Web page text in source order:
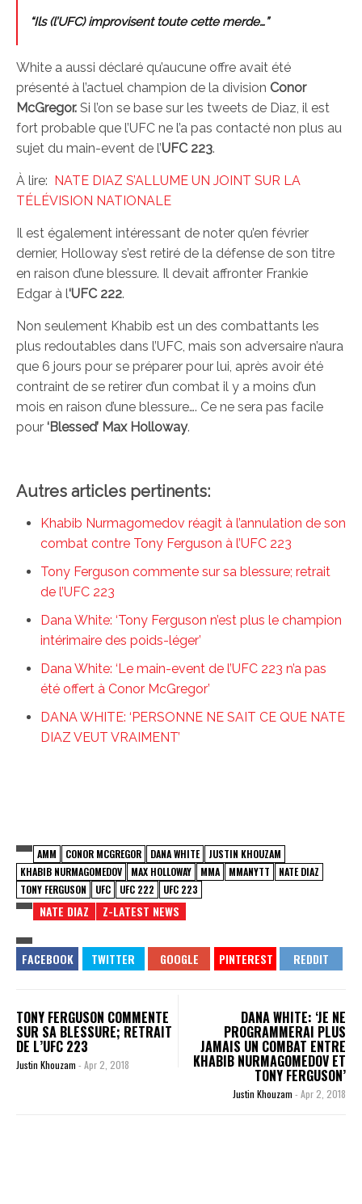
“Ils (l’UFC) improvisent toute cette merde…”
White a aussi déclaré qu’aucune offre avait été
présenté à l’actuel champion de la division Conor
McGregor. Si l’on se base sur les tweets de Diaz, il est
fort probable que l’UFC ne l’a pas contacté non plus au
sujet du main-event de l’UFC 223.
À lire:
NATE DIAZ S’ALLUME UN JOINT SUR LA
TÉLÉVISION NATIONALE
Il est également intéressant de noter qu’en février
dernier, Holloway s’est retiré de la défense de son titre
en raison d’une blessure. Il devait affronter Frankie
Edgar à l‘UFC 222.
Non seulement Khabib est un des combattants les
plus redoutables dans l’UFC, mais son adversaire n’aura
que 6 jours pour se préparer pour lui, après avoir été
contraint de se retirer d’un combat il y a moins d’un
mois en raison d’une blessure…. Ce ne sera pas facile
pour ‘Blessed’ Max Holloway.
Autres articles pertinents:
Khabib Nurmagomedov réagit à l’annulation de son
combat contre Tony Ferguson à l’UFC 223
Tony Ferguson commente sur sa blessure; retrait
de l’UFC 223
Dana White: ‘Tony Ferguson n’est plus le champion
intérimaire des poids-léger’
Dana White: ‘Le main-event de l’UFC 223 n’a pas
été offert à Conor McGregor’
DANA WHITE: ‘PERSONNE NE SAIT CE QUE NATE
DIAZ VEUT VRAIMENT’
AMM CONOR MCGREGOR DANA WHITE
JUSTIN KHOUZAM
KHABIB NURMAGOMEDOV
MAX HOLLOWAY MMA MMANYTT
NATE DIAZ
TONY FERGUSON
UFC UFC 222 UFC 223
NATE DIAZ Z-LATEST NEWS
TONY FERGUSON COMMENTE
SUR SA BLESSURE; RETRAIT
DE L’UFC 223
Justin Khouzam - Apr 2, 2018
DANA WHITE: ‘JE NE
PROGRAMMERAI PLUS
JAMAIS UN COMBAT ENTRE
KHABIB NURMAGOMEDOV ET
TONY FERGUSON’
Justin Khouzam - Apr 2, 2018